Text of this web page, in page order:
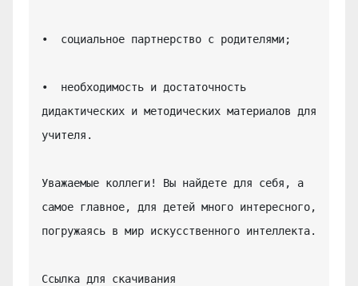
•  социальное партнерство с родителями;
•  необходимость и достаточность
дидактических и методических материалов для
учителя.
Уважаемые коллеги! Вы найдете для себя, а
самое главное, для детей много интересного,
погружаясь в мир искусственного интеллекта.
Ссылка для скачивания